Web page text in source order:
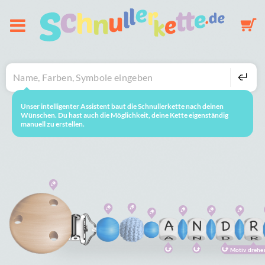
Schnullerkette
Schlüsselanhänger
Galerie
Warenkorb
Unser intelligenter Assistent baut die Schnullerkette nach deinen
Wünschen. Du hast auch die Möglichkeit, deine Kette eigenständig
manuell zu erstellen.
neustarten So geht's
Motiv